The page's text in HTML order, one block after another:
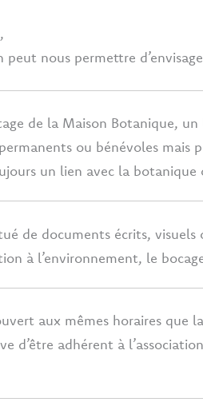
nous permettre
de la Maison Botanique,
ou bénévoles mais
un lien avec la
de documents écrits,
à l’environnement, le
aux mêmes horaires que
d’être adhérent à